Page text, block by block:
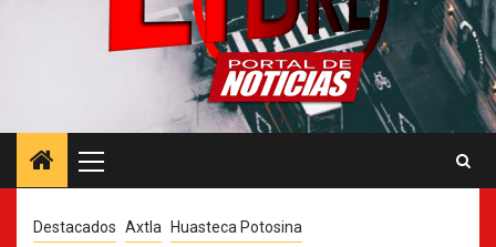
principal
Destacados Axtla Huasteca Potosina